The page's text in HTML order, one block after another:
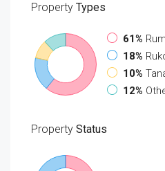
Property Types
61%
18%
10%
12%
Property Status